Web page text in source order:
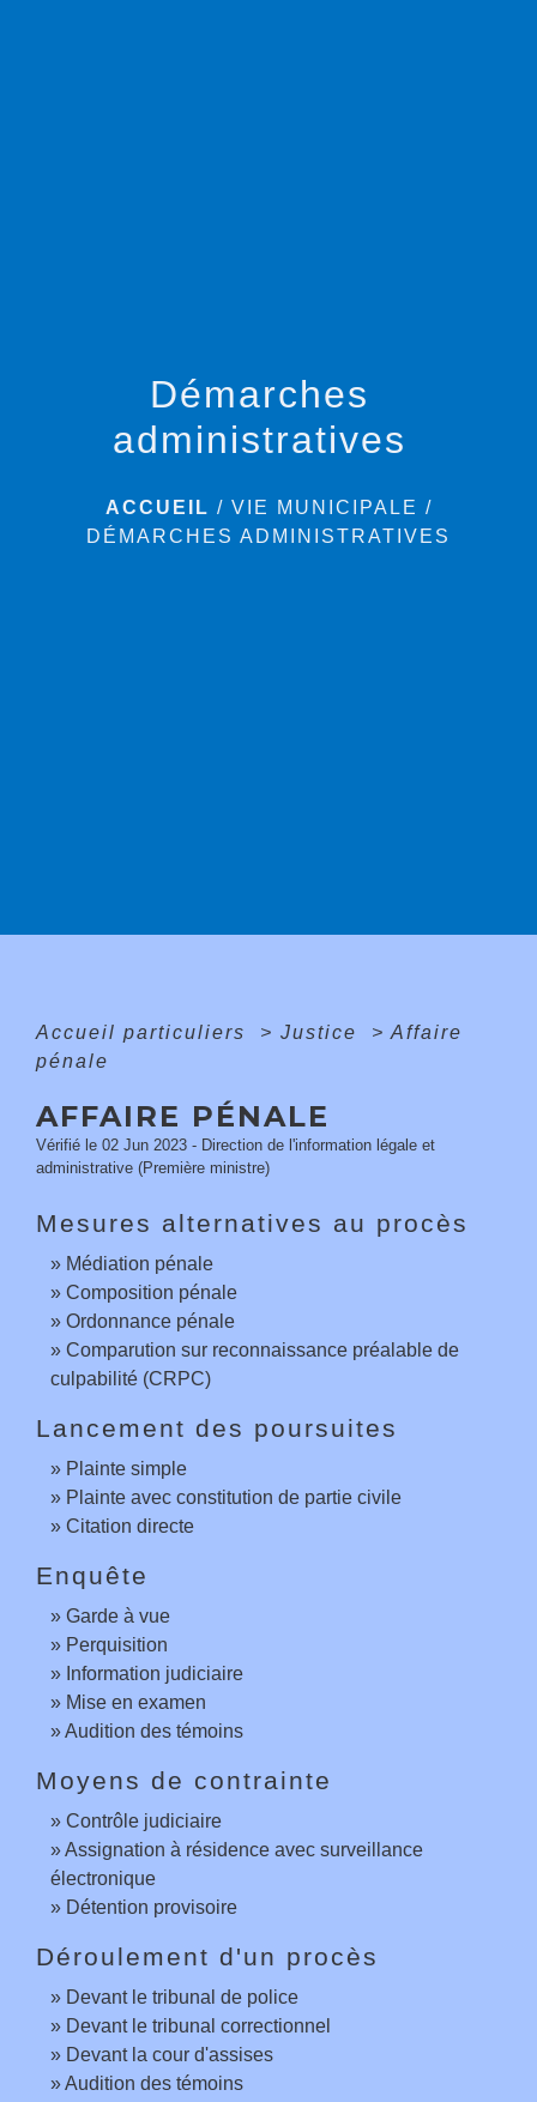
Démarches
administratives
ACCUEIL / VIE MUNICIPALE /
DÉMARCHES ADMINISTRATIVES
Accueil particuliers > Justice > Affaire
pénale
AFFAIRE PÉNALE
Vérifié le 02 Jun 2023 - Direction de l'information légale et
administrative (Première ministre)
Mesures alternatives au procès
Médiation pénale
Composition pénale
Ordonnance pénale
Comparution sur reconnaissance préalable de
culpabilité (CRPC)
Lancement des poursuites
Plainte simple
Plainte avec constitution de partie civile
Citation directe
Enquête
Garde à vue
Perquisition
Information judiciaire
Mise en examen
Audition des témoins
Moyens de contrainte
Contrôle judiciaire
Assignation à résidence avec surveillance
électronique
Détention provisoire
Déroulement d'un procès
Devant le tribunal de police
Devant le tribunal correctionnel
Devant la cour d'assises
Audition des témoins